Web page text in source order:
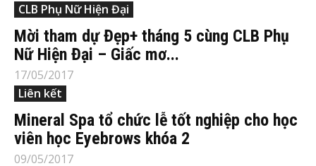
CLB Phụ Nữ Hiện Đại
Mời tham dự Đẹp+ tháng 5 cùng CLB Phụ
Nữ Hiện Đại – Giấc mơ...
17/05/2017
Liên kết
Mineral Spa tổ chức lễ tốt nghiệp cho học
viên học Eyebrows khóa 2
09/05/2017